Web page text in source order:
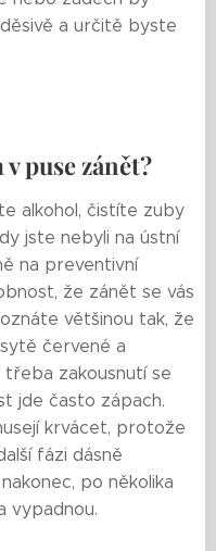
a určitě byste
puse zánět?
alkohol, čistíte zuby
jste nebyli na ústní
na preventivní
že zánět se vás
většinou tak, že
červené a
zakousnutí se
jde často zápach.
krvácet, protože
fázi dásně
po několika
vypadnou.